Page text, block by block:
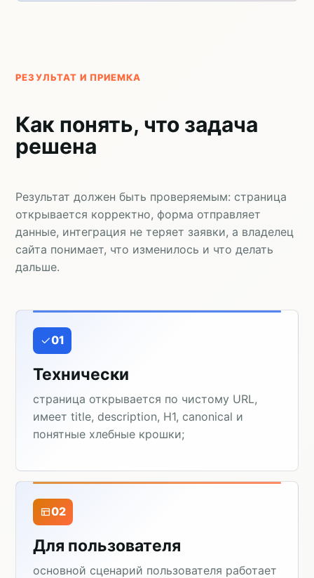
РЕЗУЛЬТАТ И ПРИЕМКА
Как понять, что задача
решена
Результат должен быть проверяемым: страница
открывается корректно, форма отправляет
данные, интеграция не теряет заявки, а владелец
сайта понимает, что изменилось и что делать
дальше.
01
Технически
страница открывается по чистому URL,
имеет title, description, H1, canonical и
понятные хлебные крошки;
02
Для пользователя
основной сценарий пользователя работает